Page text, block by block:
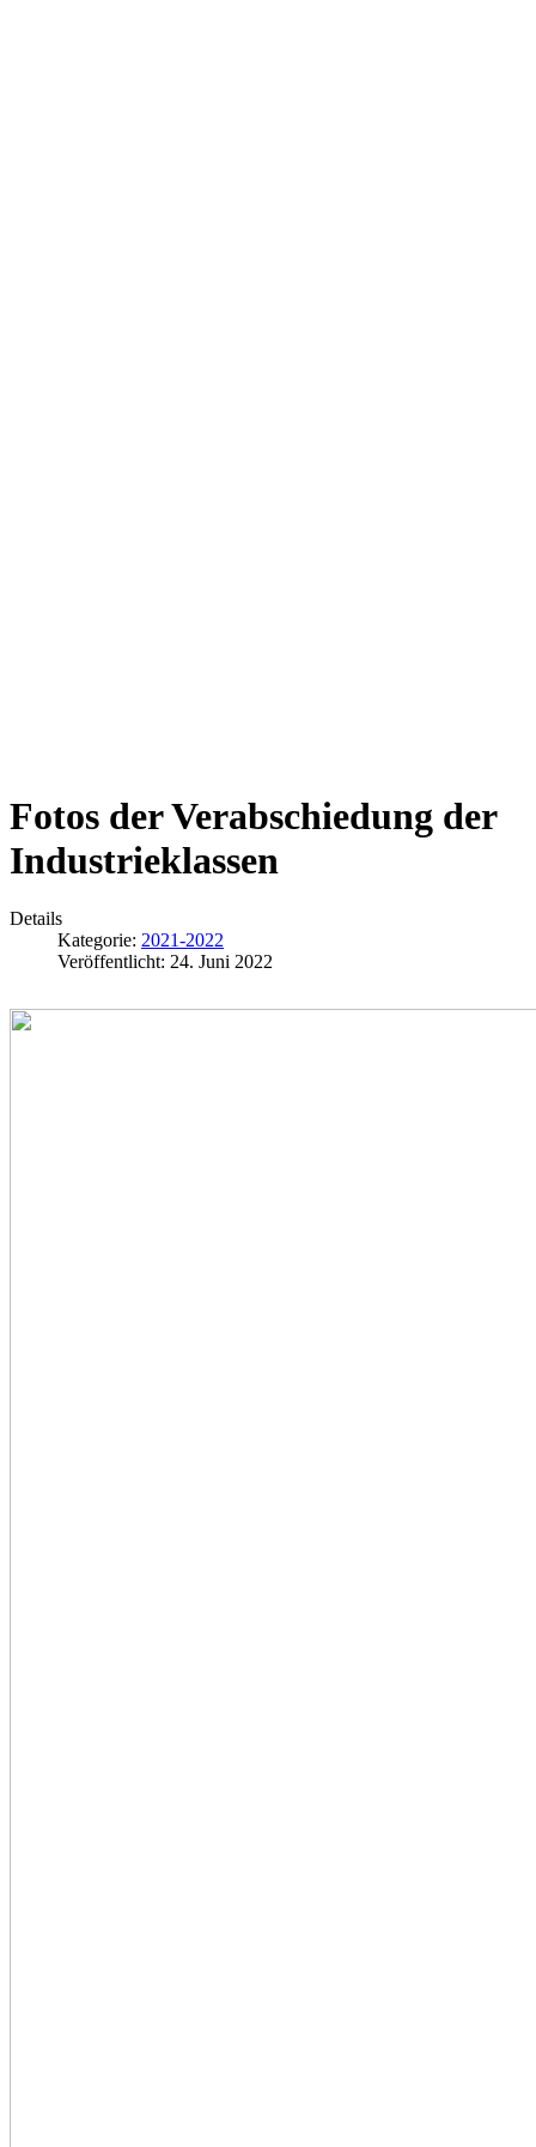
Fotos der Verabschiedung der
Industrieklassen
Details
Kategorie: 2021-2022
Veröffentlicht: 24. Juni 2022